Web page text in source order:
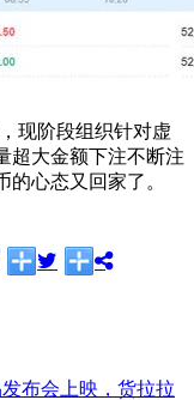
现阶段组织针对虚
超大金额下注不断注
心态又回家了。
布会上映，货拉拉